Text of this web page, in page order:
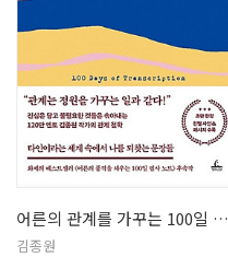
어른의 관계를 가꾸는 100일 필사 …
김종원